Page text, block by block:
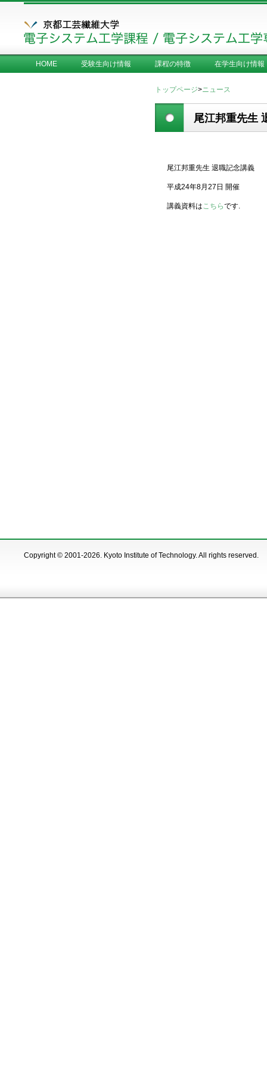
HOME 受験生向け情報 課程の特徴 在学生向け情報
トップページ>ニュース
尾江邦重先生
尾江邦重先生 退職記念講義
平成24年8月27日 開催
講義資料はこちらです.
Copyright © 2001-2026. Kyoto Institute of Technology. All rights reserved.